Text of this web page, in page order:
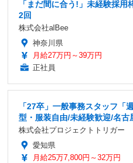
「まだ間に合う!」未経験採
2回
株式会社alBee
神奈川県
月給27万円～39万円
正社員
「27卒」一般事務スタッフ「
型・服装自由/未経験歓迎/名古
株式会社プロジェクトトリガー
愛知県
月給25万7,800円～32万円